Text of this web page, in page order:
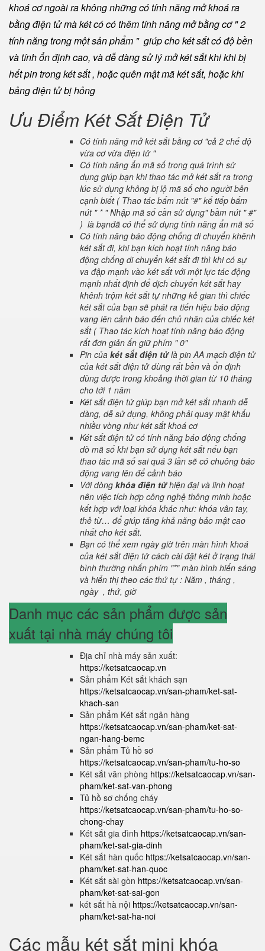
khoá cơ ngoài ra không những có tính năng mở khoá ra
bằng điện tử mà két có có thêm tính năng mở bằng cơ " 2
tính năng trong một sản phẩm " giúp cho két sắt có độ bền
và tính ổn định cao, và dễ dàng sử lý mở két sắt khi khi bị
hết pin trong két sắt , hoặc quên mật mã két sắt, hoặc khi
bảng điện tử bị hỏng
Ưu Điểm Két Sắt Điện Tử
Có tính năng mở két sắt bằng cơ "cả 2 chế độ
vừa cơ vừa điện tử "
Có tính năng ẩn mã số trong quá trình sử
dụng giúp bạn khi thao tác mở két sắt ra trong
lúc sử dụng không bị lộ mã số cho người bên
cạnh biết ( Thao tác bấm nút "#" kế tiếp bấm
nút " * " Nhập mã số cần sử dụng" bầm nút " #"
) là bạnđã có thể sử dụng tính năng ẩn mã số
Có tính năng báo động chống di chuyển khênh
két sắt đi, khi bạn kích hoạt tính năng báo
động chống di chuyển két sắt đi thì khi có sự
va đập mạnh vào két sắt với một lực tác động
mạnh nhất định để dịch chuyển két sắt hay
khênh trộm két sắt tự những kẻ gian thì chiếc
két sắt của bạn sẽ phát ra tiến hiệu báo động
vang lên cảnh báo đến chủ nhân của chiếc két
sắt ( Thao tác kích hoạt tính năng báo động
rất đơn giản ấn giữ phím " 0"
Pin của két sắt điện tửlà pin AA mạch điện tử
của két sắt điện tử dùng rất bền và ổn định
dùng được trong khoảng thời gian từ 10 tháng
cho tới 1 năm
Két sắt điện tử giúp bạn mở két sắt nhanh dễ
dàng, dễ sử dụng, không phải quay mật khẩu
nhiều vòng như két sắt khoá cơ
Két sắt điện tử có tính năng báo động chống
dò mã số khi bạn sử dụng két sắt nếu bạn
thao tác mã số sai quá 3 lần sẽ có chuông báo
động vang lên để cảnh báo
Với dòng khóa điện tửhiện đại và linh hoạt
nên việc tích hợp công nghệ thông minh hoặc
kết hợp với loại khóa khác như: khóa vân tay,
thẻ từ… để giúp tăng khả năng bảo mật cao
nhất cho két sắt.
Bạn có thể xem ngày giờ trên màn hình khoá
của két sắt điện tử cách cài đặt két ở trạng thái
bình thường nhấn phím "*" màn hình hiển sáng
và hiển thị theo các thứ tự : Năm , tháng ,
ngày , thứ, giờ
Danh mục các sản phẩm được sản
xuất tại nhà máy chúng tôi
Địa chỉ nhà máy sản xuất:
https://ketsatcaocap.vn
Sản phẩm Két sắt khách sạn
https://ketsatcaocap.vn/san-pham/ket-sat-
khach-san
Sản phẩm Két sắt ngân hàng
https://ketsatcaocap.vn/san-pham/ket-sat-
ngan-hang-bemc
Sản phẩm Tủ hồ sơ
https://ketsatcaocap.vn/san-pham/tu-ho-so
Két sắt văn phòng https://ketsatcaocap.vn/san-
pham/ket-sat-van-phong
Tủ hồ sơ chống cháy
https://ketsatcaocap.vn/san-pham/tu-ho-so-
chong-chay
Két sắt gia đình https://ketsatcaocap.vn/san-
pham/ket-sat-gia-dinh
Két sắt hàn quốc https://ketsatcaocap.vn/san-
pham/ket-sat-han-quoc
Két sắt sài gòn https://ketsatcaocap.vn/san-
pham/ket-sat-sai-gon
két sắt hà nội https://ketsatcaocap.vn/san-
pham/ket-sat-ha-noi
Các mẫu két sắt mini khóa